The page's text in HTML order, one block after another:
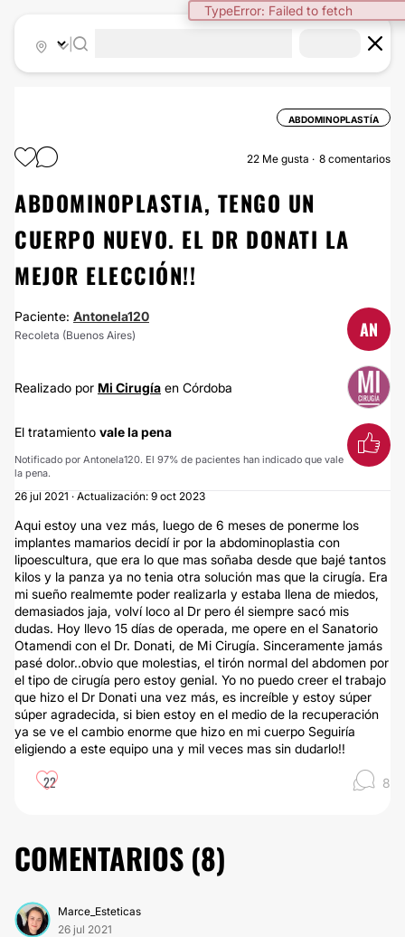
TypeError: Failed to fetch
ABDOMINOPLASTÍA
22 Me gusta 8 comentarios
ABDOMINOPLASTIA, TENGO UN
CUERPO NUEVO. EL DR DONATI LA
MEJOR ELECCIÓN!!
Paciente: Antonela120
Recoleta (Buenos Aires) AN
Realizado por Mi Cirugía en Córdoba
El tratamiento vale la pena
Notificado por Antonela120. El 97% de pacientes han indicado que vale
la pena.
26 jul 2021 · Actualización: 9 oct 2023
Aqui estoy una vez más, luego de 6 meses de ponerme los
implantes mamarios decidí ir por la abdominoplastia con
lipoescultura, que era lo que mas soñaba desde que bajé tantos
kilos y la panza ya no tenia otra solución mas que la cirugía. Era
mi sueño realmemte poder realizarla y estaba llena de miedos,
demasiados jaja, volví loco al Dr pero él siempre sacó mis
dudas. Hoy llevo 15 días de operada, me opere en el Sanatorio
Otamendi con el Dr. Donati, de Mi Cirugía. Sinceramente jamás
pasé dolor..obvio que molestias, el tirón normal del abdomen por
el tipo de cirugía pero estoy genial. Yo no puedo creer el trabajo
que hizo el Dr Donati una vez más, es increíble y estoy súper
súper agradecida, si bien estoy en el medio de la recuperación
ya se ve el cambio enorme que hizo en mi cuerpo Seguiría
eligiendo a este equipo una y mil veces mas sin dudarlo!!
22 8
COMENTARIOS (8)
Marce_Esteticas
26 jul 2021